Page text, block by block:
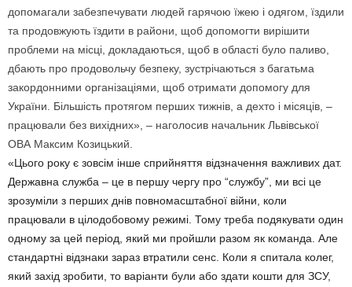
допомагали забезпечувати людей гарячою їжею і одягом, їздили
та продовжують їздити в райони, щоб допомогти вирішити
проблеми на місці, докладаються, щоб в області було паливо,
дбають про продовольчу безпеку, зустрічаються з багатьма
закордонними організаціями, щоб отримати допомогу для
України. Більшість протягом перших тижнів, а дехто і місяців, –
працювали без вихідних», – наголосив начальник Львівської
ОВА Максим Козицький.
«Цього року є зовсім інше сприйняття відзначення важливих дат.
Державна служба – це в першу чергу про “службу”, ми всі це
зрозуміли з перших днів повномасштабної війни, коли
працювали в цілодобовому режимі. Тому треба подякувати один
одному за цей період, який ми пройшли разом як команда. Але
стандартні відзнаки зараз втратили сенс. Коли я спитала колег,
який захід зробити, то варіанти були або здати кошти для ЗСУ,